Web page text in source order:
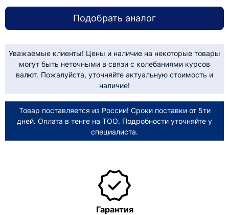
Подобрать аналог
Уважаемые клиенты! Цены и наличие на некоторые товары
могут быть неточными в связи с колебаниями курсов
валют. Пожалуйста, уточняйте актуальную стоимость и
наличие!
Товар поставляется из России! Сроки поставки от 5ти
дней. Оплата в тенге на ТОО. Подробности уточняйте у
специалиста.
Гарантия